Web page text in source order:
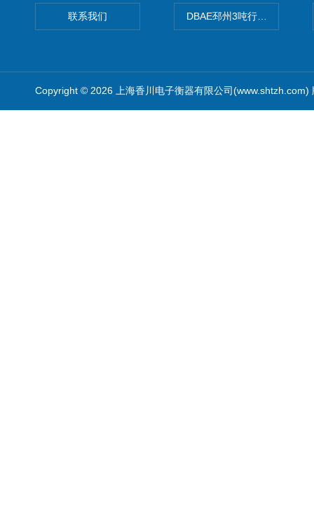
联系我们 DBAE邳州3吨行车电子吊秤
Copyright © 2026 上海香川电子衡器有限公司(www.shtzh.com)